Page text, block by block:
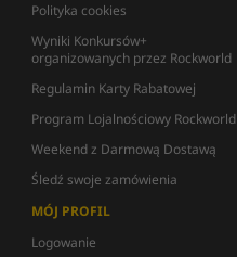
Polityka cookies
Wyniki Konkursów+
organizowanych przez Rockworld
Regulamin Karty Rabatowej
Program Lojalnościowy Rockworld
Weekend z Darmową Dostawą
Śledź swoje zamówienia
MÓJ PROFIL
Logowanie